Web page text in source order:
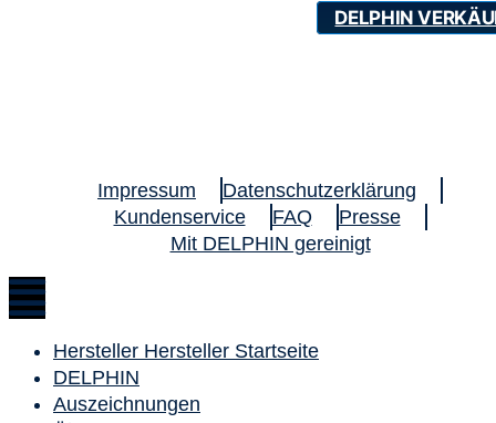
DELPHIN
Impressum
Datenschutzerklärung
Kundenservice
FAQ
Presse
Mit DELPHIN gereinigt
Hersteller Hersteller Startseite
DELPHIN
Auszeichnungen